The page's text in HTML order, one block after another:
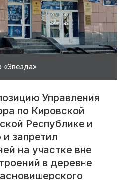
«Звезда»
Управления
по Кировской
Республике и
запретил
на участке вне
в деревне